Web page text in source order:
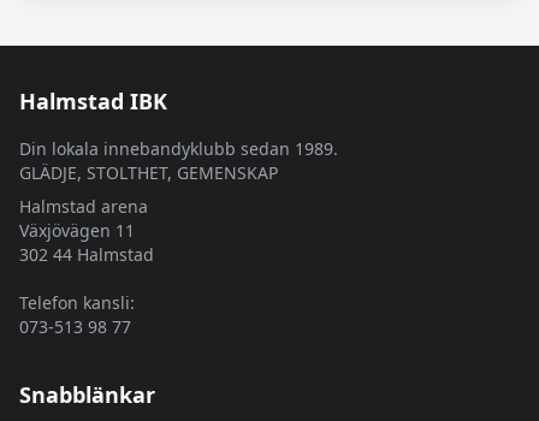
Halmstad IBK
Din lokala innebandyklubb sedan 1989.
GLÄDJE, STOLTHET, GEMENSKAP
Halmstad arena
Växjövägen 11
302 44 Halmstad
Telefon kansli:
073-513 98 77
Snabblänkar